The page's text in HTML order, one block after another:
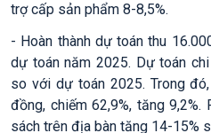
trợ cấp sản phẩm 8-8,5%.
- Hoàn thành dự toán thu
dự toán năm 2025. Dự toán
so với dự toán 2025. Trong
đồng, chiếm 62,9%, tăng 9,2%.
sách trên địa bàn tăng 14-15%